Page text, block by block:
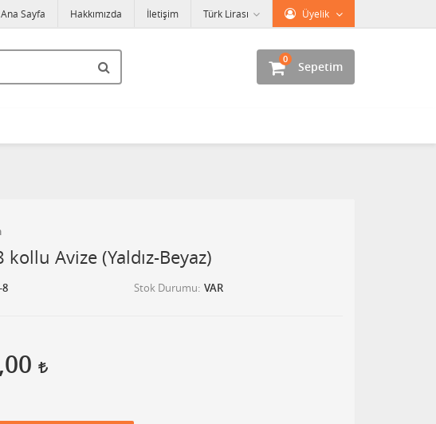
Üyelik
Türk Lirası
Ana Sayfa Hakkımızda İletişim
Sepetim
0
Avize (Yaldız-Beyaz)
8 Stok Durumu VAR